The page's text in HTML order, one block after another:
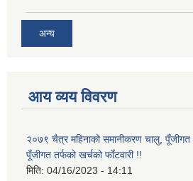
अन्य
आय व्यय विवरण
२०७९ चैत्र महिनाको समानीकरण चालु,
पूँजीगत तर्फको खर्चको फाँटवारी !!
मिति: 04/16/2023 - 14:11